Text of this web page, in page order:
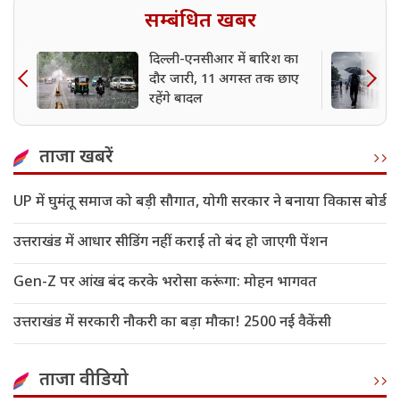
सम्बंधित खबर
दिल्ली-एनसीआर में बारिश का
दौर जारी, 11 अगस्त तक छाए
रहेंगे बादल
ताजा खबरें
UP में घुमंतू समाज को बड़ी सौगात, योगी सरकार ने बनाया विकास बोर्ड
उत्तराखंड में आधार सीडिंग नहीं कराई तो बंद हो जाएगी पेंशन
Gen-Z पर आंख बंद करके भरोसा करूंगा: मोहन भागवत
उत्तराखंड में सरकारी नौकरी का बड़ा मौका! 2500 नई वैकेंसी
ताजा वीडियो